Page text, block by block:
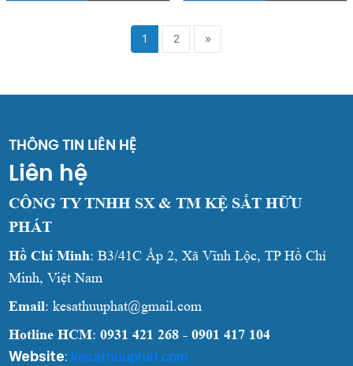
1 2 »
THÔNG TIN LIÊN HỆ
Liên hệ
CÔNG TY TNHH SX & TM KỆ SẮT HỮU
PHÁT
Hồ Chí Minh: B3/41C Ấp 2, Xã Vĩnh Lộc, TP Hồ Chí
Minh, Việt Nam
Email: kesathuuphat@gmail.com
Hotline HCM:0931 421 268 - 0901 417 104
Website: kesathuuphat.com